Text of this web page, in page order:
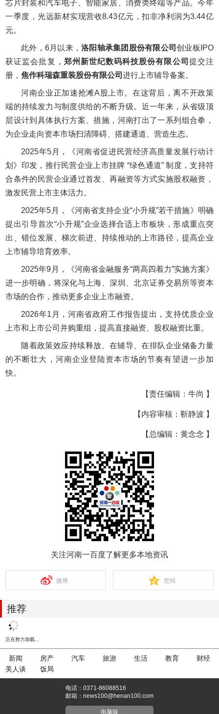
芯片封装和汽车电子、智能家居、消费类终端等产品。今年
一季度，光远新材实现营收8.43亿元，扣非净利润为3.44亿
元。
此外，6月以来，洛阳轴承集团股份有限公司创业板IPO
获证监会批复， 郑州新世纪数码科技股份有限公司 提交注
册，焦作科瑞森重装股份有限公司进行上市辅导备案。
河南企业正加速抢滩A股上市。在这背后，离不开政策
端的持续发力与制度供给的不断升级。近一年来，从省级顶
层设计到具体执行方案、措施，河南打出了一系列组合拳，
为企业走向资本市场扫清障碍、搭建通道、营造生态。
2025年5月，《河南省促进民营经济高质量发展行动计
划》印发，推行民营企业上市挂牌 “绿色通道” 制度，支持符
合条件的民营企业通过首发、再融资等方式实施股权融资，
激发民营上市主体活力。
2025年5月，《河南省支持企业“小升规”若干措施》明确
提出引导首次“小升规”企业选择合适上市板块，形成重点突
出、错位发展、梯次前进、持续推动的上市路径，提高企业
上市辅导培育效率。
2025年9月，《河南省金融服务“两高四着力”实施方案》
进一步明确，将深化与上海、深圳、北京证券交易所等资本
市场的合作，推动更多企业上市融资。
2026年1月，河南省政府工作报告提出，支持优质企业
上市和上市公司并购重组，提高直接融资、股权融资比重。
随着政策效应持续释放、在辅导、在排队企业储备力量
的不断壮大，河南企业登陆资本市场的节奏有望进一步加
快。
【责任编辑：牛尚 】
【内容审核：靳静波 】
【总编辑：黄念念 】
关注河南一百度了解更多本地资讯
微博 空间
推荐
正在努力加载...
新闻 房产 汽车 旅游 生活 教育
财经
美人谈
饭局
电话：0371-86088516
邮箱：news100@henan100.com
电脑版